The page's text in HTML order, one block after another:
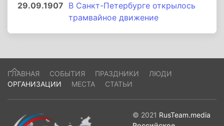
29.09.1907 В Санкт-Петербурге открылось
трамвайное движение
ГЛАВНАЯ СОБЫТИЯ ПРАЗДНИКИ
ЛЮДИ
ОРГАНИЗАЦИИ
МЕСТА СТАТЬИ
© 2021 RusTeam.media